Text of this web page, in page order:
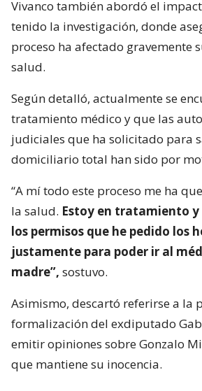
Vivanco también abordó el
tenido la investigación, donde
proceso ha afectado gravemente
salud.
Según detalló, actualmente se
tratamiento médico y que las
judiciales que ha solicitado para
domiciliario total han sido por
“A mí todo este proceso me ha
la salud. Estoy en tratamiento y
los permisos que he pedido los
justamente para poder ir al
madre”, sostuvo.
Asimismo, descartó referirse a la
formalización del exdiputado
emitir opiniones sobre Gonzalo
que mantiene su inocencia.